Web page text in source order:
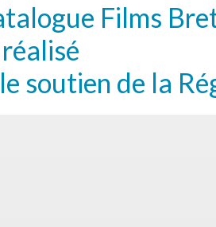
Films
soutien de la